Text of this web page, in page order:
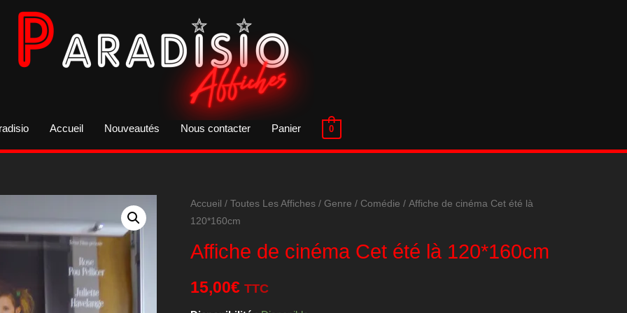
Accueil Nouveautés Nous contacter Panier 0
Accueil / Toutes Les Affiches / Genre / Comédie / Affiche de cinéma Cet été là
120*160cm
Affiche de cinéma Cet été là 120*160cm
15,00€ TTC